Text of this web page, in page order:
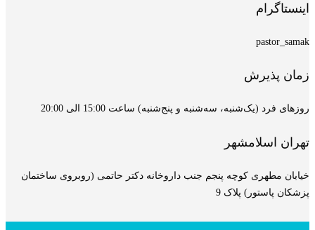
اینستاگرام
pastor_samak
زمان پذیرش
روزهای فرد (یک‌شنبه، سه‌شنبه و پنج‌شنبه) ساعت 15:00 الی 20:00
تهران اسلامشهر
خیابان مطهری کوچه پنجم جنب داروخانه دکتر حاتمی (روبروی ساختمان
پزشکان پاستور) پلاک 9